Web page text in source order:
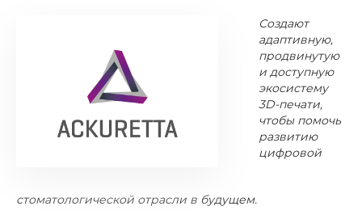
Создают
адаптивную,
продвинутую
и доступную
экосистему
3D-печати,
чтобы помочь
развитию
цифровой
стоматологической отрасли в будущем.